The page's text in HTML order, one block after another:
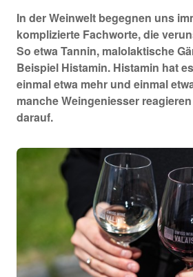
In der Weinwelt begegnen uns
komplizierte Fachworte, die
So etwa Tannin, malolaktische
Beispiel Histamin. Histamin hat
einmal etwa mehr und einmal
manche Weingeniesser
darauf.